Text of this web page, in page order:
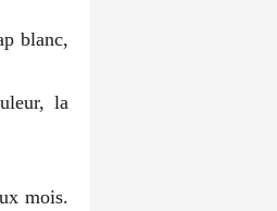
blanc,
la
mois.